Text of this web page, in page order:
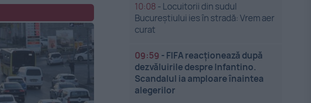
10:08 - Locuitorii din sudul
Bucureștiului ies în stradă: Vrem aer
curat
09:59 - FIFA reacționează după
dezvăluirile despre Infantino.
Scandalul ia amploare înaintea
alegerilor